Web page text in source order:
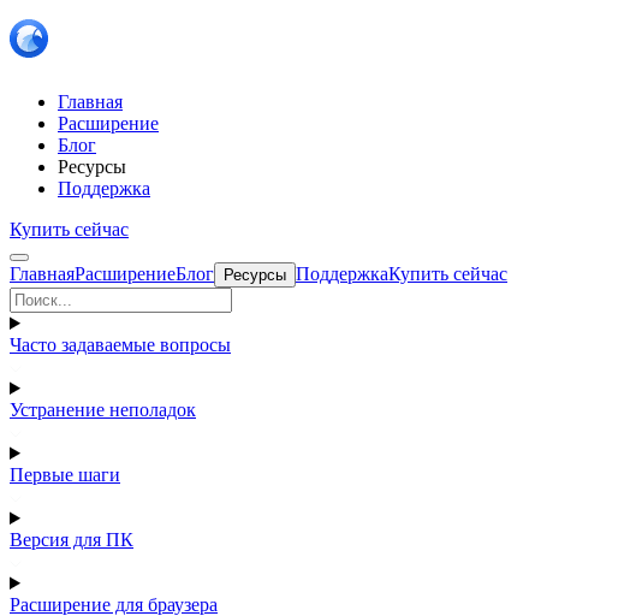
Главная
Расширение
Блог
Ресурсы
Поддержка
Купить сейчас
ГлавнаяРасширениеБлог Ресурсы ПоддержкаКупить сейчас
Часто задаваемые вопросы
Устранение неполадок
Первые шаги
Версия для ПК
Расширение для браузера